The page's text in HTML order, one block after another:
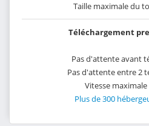
Taille maximale du
Téléchargement
Pas d'attente avant
Pas d'attente entre 2
Vitesse
Plus de 300